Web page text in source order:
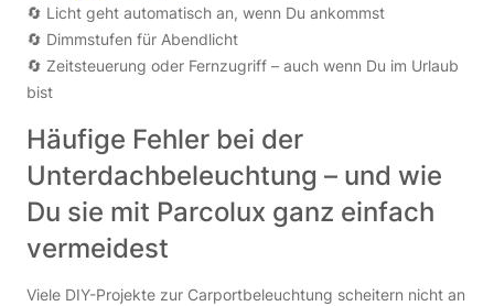
🔄 Licht geht automatisch an, wenn Du ankommst
🔄 Dimmstufen für Abendlicht
🔄 Zeitsteuerung oder Fernzugriff – auch wenn Du im Urlaub
bist
Häufige Fehler bei der
Unterdachbeleuchtung – und wie
Du sie mit Parcolux ganz einfach
vermeidest
Viele DIY-Projekte zur Carportbeleuchtung scheitern nicht an